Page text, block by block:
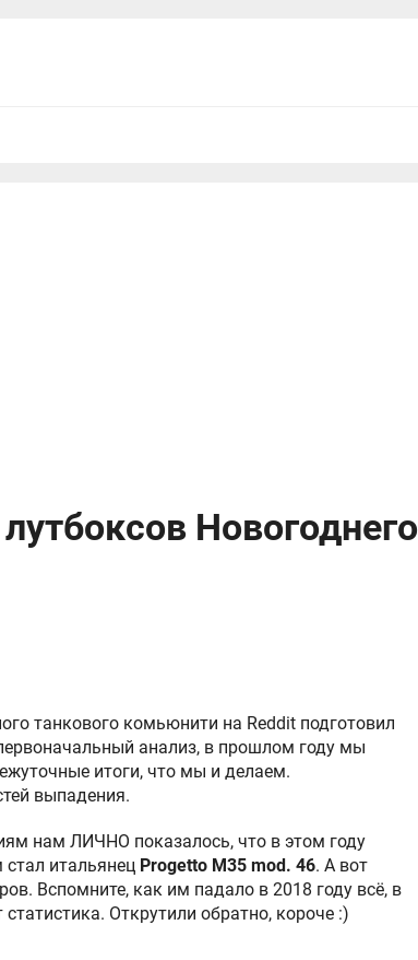
Новогоднего
танкового комьюнити на Reddit подготовил
анализ, в прошлом году мы
итоги, что мы и делаем.
выпадения.
нам ЛИЧНО показалось, что в этом году
итальянец Progetto M35 mod. 46. А вот
Вспомните, как им падало в 2018 году всё, в
Открутили обратно, короче :)